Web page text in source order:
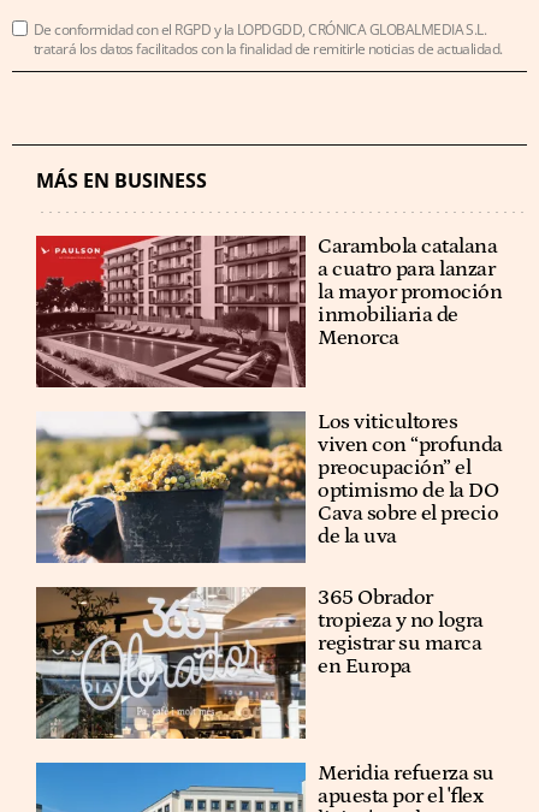
De conformidad con el RGPD y la LOPDGDD, CRÓNICA GLOBALMEDIA S.L.
tratará los datos facilitados con la finalidad de remitirle noticias de actualidad.
MÁS EN BUSINESS
Carambola catalana
a cuatro para lanzar
la mayor promoción
inmobiliaria de
Menorca
Los viticultores
viven con “profunda
preocupación” el
optimismo de la DO
Cava sobre el precio
de la uva
365 Obrador
tropieza y no logra
registrar su marca
en Europa
Meridia refuerza su
apuesta por el 'flex